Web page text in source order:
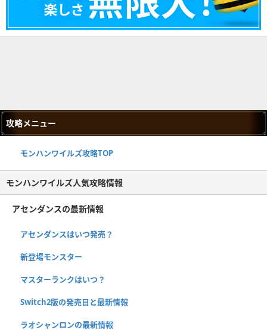
攻略メニュー
モンハンワイルズ攻略TOP
モンハンワイルズ人気攻略情報
アセンダンスの最新情報
アセンダンスはいつ発売？
新登場モンスター
マスターランクはいつ？
Switch2版の発売日と最新情報
ラオシャンロンの最新情報